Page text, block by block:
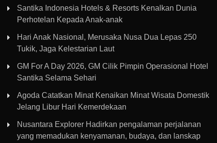
Santika Indonesia Hotels & Resorts Kenalkan Dunia
Perhotelan Kepada Anak-anak
Hari Anak Nasional, Merusaka Nusa Dua Lepas 250
Tukik, Jaga Kelestarian Laut
GM For A Day 2026, GM Cilik Pimpin Operasional Hotel
Santika Selama Sehari
Agoda Catatkan Minat Kenaikan Minat Wisata Domestik
Jelang Libur Hari Kemerdekaan
Nusantara Explorer Hadirkan pengalaman perjalanan
yang memadukan kenyamanan, budaya, dan lanskap